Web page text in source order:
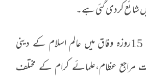
شائع کردی گئی ہے۔
تفصیلات کے مطابق 15روزہ وفاق میں عالم اسلام کے دینی
مراجع عظام،علمائے کرام کے مختلف